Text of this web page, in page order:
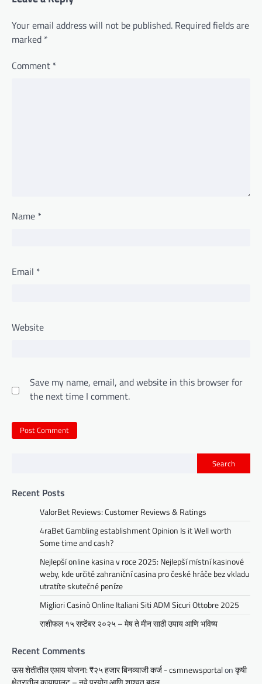
Your email address will not be published. Required fields are
marked *
Comment *
Name *
Email *
Website
Save my name, email, and website in this browser for
the next time I comment.
Search
Recent Posts
ValorBet Reviews: Customer Reviews & Ratings
4raBet Gambling establishment Opinion Is it Well worth
Some time and cash?
Nejlepší online kasina v roce 2025: Nejlepší místní kasinové
weby, kde určitě zahraniční casina pro české hráče bez vkladu
utratíte skutečné peníze
Migliori Casinò Online Italiani Siti ADM Sicuri Ottobre 2025
राशीफल १५ सप्टेंबर २०२५ – मेष ते मीन साठी उपाय आणि भविष्य
Recent Comments
ऊस शेतीतील एआय योजना: ₹२५ हजार बिनव्याजी कर्ज - csmnewsportalonकृषी